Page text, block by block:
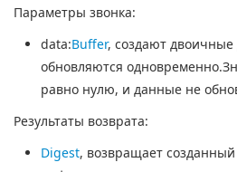
Параметры звонка:
data:Buffer, создают
обновляются
равно нулю, и данные не
Результаты возврата:
Digest, возвращает